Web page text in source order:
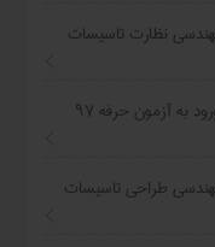
نظارت تاسیسات
اعتراضات داوطلبان ورود به آزمون حرفه ٩٧
طراحی تاسیسات